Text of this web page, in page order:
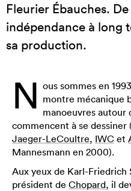
Fleurier Ébauches.
indépendance à long
sa production.
N ous sommes en
montre mécanique
manoeuvres autour
commencent à se dessiner
Jaeger-LeCoultre, IWC et
Mannesmann en 2000).
Aux yeux de Karl-Friedrich
président de Chopard, il